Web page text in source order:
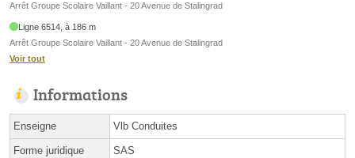
Arrêt Groupe Scolaire Vaillant - 20 Avenue de Stalingrad
Ligne 6514, à 186 m
Arrêt Groupe Scolaire Vaillant - 20 Avenue de Stalingrad
Voir tout
Informations
Enseigne Vlb Conduites
Forme juridique SAS